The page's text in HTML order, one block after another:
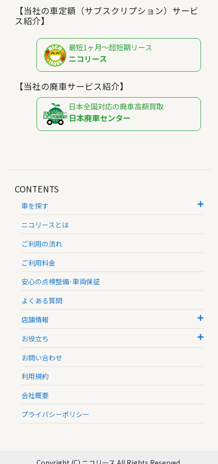
【当社の車定額（サブスクリプション）サービ
ス紹介】
最短1ヶ月～超短期リース
ニコリース
【当社の廃車サービス紹介】
日本全国対応の廃車高額買取
日本廃車センター
CONTENTS
車を探す
ニコリースとは
ご利用の流れ
ご利用料金
安心の点検整備･車両保証
よくある質問
店舗情報
お役立ち
お問い合わせ
利用規約
会社概要
プライバシーポリシー